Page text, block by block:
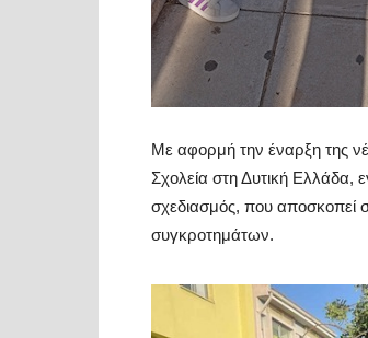
Με αφορμή την έναρξη της
Σχολεία στη Δυτική Ελλάδα,
σχεδιασμός, που αποσκοπεί
συγκροτημάτων.